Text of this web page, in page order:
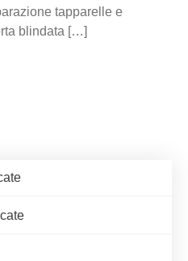
tapparelle e
blindata […]